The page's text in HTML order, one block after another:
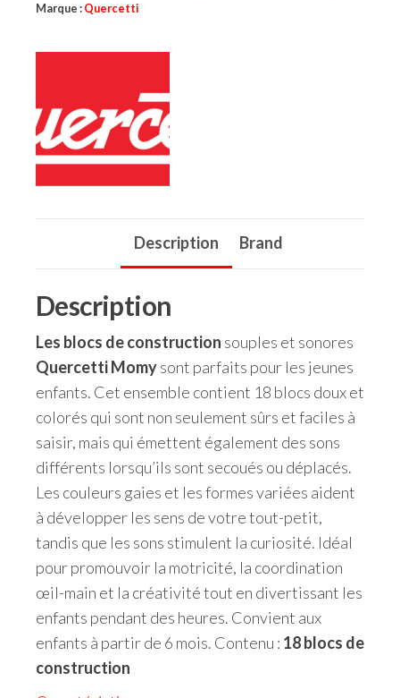
Marque : Quercetti
Description Brand
Description
Les blocs de construction souples et sonores
Quercetti Momysont parfaits pour les jeunes
enfants. Cet ensemble contient 18 blocs doux et
colorés qui sont non seulement sûrs et faciles à
saisir, mais qui émettent également des sons
différents lorsqu’ils sont secoués ou déplacés.
Les couleurs gaies et les formes variées aident
à développer les sens de votre tout-petit,
tandis que les sons stimulent la curiosité. Idéal
pour promouvoir la motricité, la coordination
œil-main et la créativité tout en divertissant les
enfants pendant des heures. Convient aux
enfants à partir de 6 mois. Contenu : 18 blocs de
construction